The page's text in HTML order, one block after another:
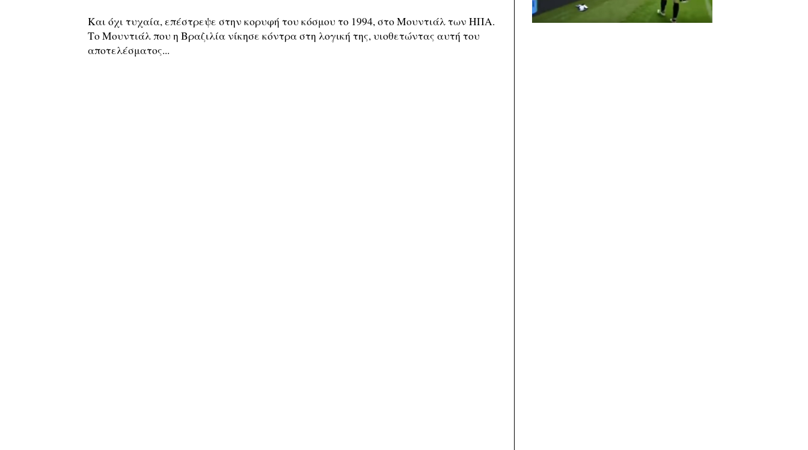
Και όχι τυχαία, επέστρεψε στην κορυφή του κόσμου το 1994, στο Μουντιάλ των ΗΠΑ.
Το Μουντιάλ που η Βραζιλία νίκησε κόντρα στη λογική της, υιοθετώντας αυτή του
αποτελέσματος...